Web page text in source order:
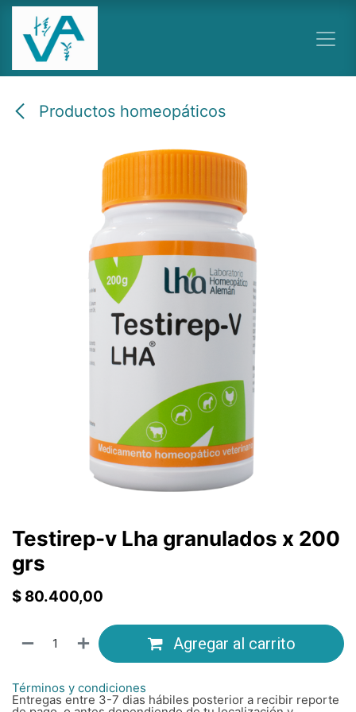
Ir al contenido
Productos homeopáticos
Testirep-v Lha granulados x 200
grs
$ 80.400,00
Agregar al carrito
Términos y condiciones
Entregas entre 3-7 dias hábiles posterior a recibir reporte